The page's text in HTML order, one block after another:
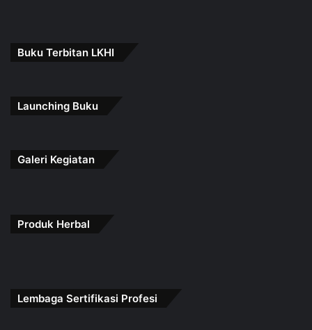
Buku Terbitan LKHI
Launching Buku
Galeri Kegiatan
Produk Herbal
Lembaga Sertifikasi Profesi